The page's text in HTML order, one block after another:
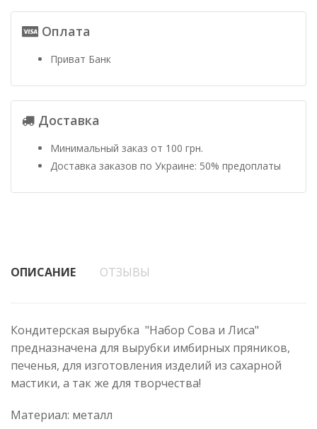
Оплата
Приват Банк
Доставка
Минимальный заказ от 100 грн.
Доставка заказов по Украине: 50% предоплаты
ОПИСАНИЕ ОТЗЫВЫ
Кондитерская вырубка "Набор Сова и Лиса"
предназначена для вырубки имбирных пряников,
печенья, для изготовления изделий из сахарной
мастики, а так же для творчества!
Материал: металл